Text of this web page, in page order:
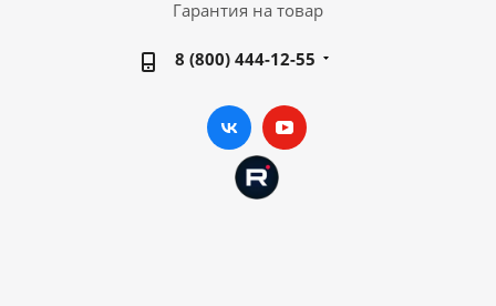
Гарантия на товар
8 (800) 444-12-55